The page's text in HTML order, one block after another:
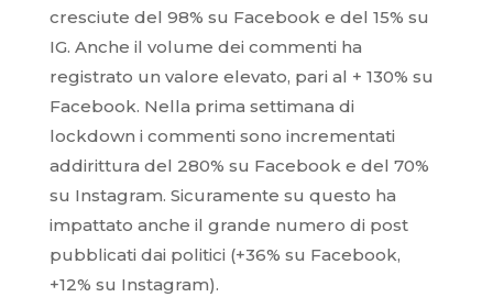
cresciute del 98% su Facebook e del 15% su
IG. Anche il volume dei commenti ha
registrato un valore elevato, pari al + 130% su
Facebook. Nella prima settimana di
lockdown i commenti sono incrementati
addirittura del 280% su Facebook e del 70%
su Instagram. Sicuramente su questo ha
impattato anche il grande numero di post
pubblicati dai politici (+36% su Facebook,
+12% su Instagram).